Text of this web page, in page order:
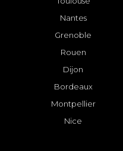
Nantes
Grenoble
Rouen
Dijon
Bordeaux
Montpellier
Nice